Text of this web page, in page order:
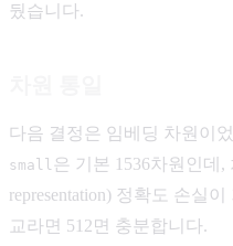
뒀습니다.
다음 결정은 임베딩 차원이
small 은 기본 1536차원인데,
representation) 정확도 손실
교라면 512면 충분합니다.